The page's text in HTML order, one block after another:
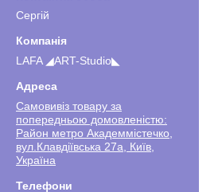
Сергiй
LAFA ◢ART-Studio◣
Самовивіз товару за
попередньою домовленістю:
Район метро Академмістечко,
вул.Клавдіївська 27а, Київ,
Україна